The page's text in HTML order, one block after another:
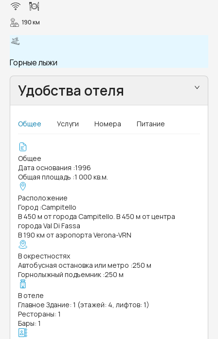
190 км
Горные лыжи
Удобства отеля
Общее Услуги Номера Питание
Общее
Дата основания :1996
Общая площадь :1 000 кв.м.
Расположение
Город :Campitello
В 450 м от города Campitello. В 450 м от центра
города Val Di Fassa
В 190 км от аэропорта Verona-VRN
В окрестностях
Автобусная остановка или метро :250 м
Горнолыжный подъемник :250 м
В отеле
Главное Здание: 1 (этажей: 4, лифтов: 1)
Рестораны: 1
Бары: 1